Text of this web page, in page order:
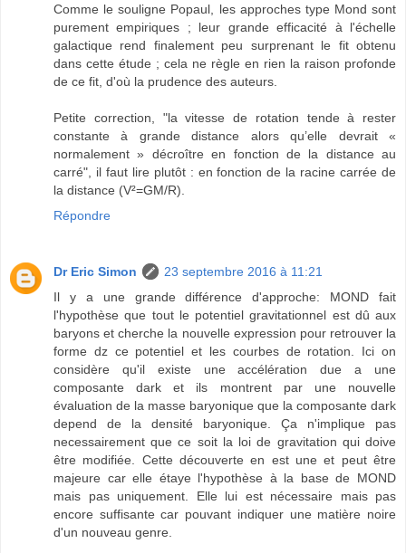
Comme le souligne Popaul, les approches type Mond sont
purement empiriques ; leur grande efficacité à l'échelle
galactique rend finalement peu surprenant le fit obtenu
dans cette étude ; cela ne règle en rien la raison profonde
de ce fit, d'où la prudence des auteurs.
Petite correction, "la vitesse de rotation tende à rester
constante à grande distance alors qu’elle devrait «
normalement » décroître en fonction de la distance au
carré", il faut lire plutôt : en fonction de la racine carrée de
la distance (V²=GM/R).
Répondre
Dr Eric Simon
23 septembre 2016 à 11:21
Il y a une grande différence d'approche: MOND fait
l'hypothèse que tout le potentiel gravitationnel est dû aux
baryons et cherche la nouvelle expression pour retrouver la
forme dz ce potentiel et les courbes de rotation. Ici on
considère qu'il existe une accélération due a une
composante dark et ils montrent par une nouvelle
évaluation de la masse baryonique que la composante dark
depend de la densité baryonique. Ça n'implique pas
necessairement que ce soit la loi de gravitation qui doive
être modifiée. Cette découverte en est une et peut être
majeure car elle étaye l'hypothèse à la base de MOND
mais pas uniquement. Elle lui est nécessaire mais pas
encore suffisante car pouvant indiquer une matière noire
d'un nouveau genre.